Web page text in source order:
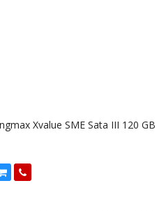
Xvalue SME Sata III 120 GB